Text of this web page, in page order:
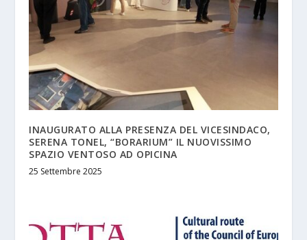
INAUGURATO ALLA PRESENZA DEL VICESINDACO,
SERENA TONEL, “BORARIUM” IL NUOVISSIMO
SPAZIO VENTOSO AD OPICINA
25 Settembre 2025